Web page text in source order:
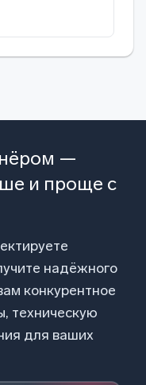
—
и проще с
надёжного
конкурентное
техническую
для ваших